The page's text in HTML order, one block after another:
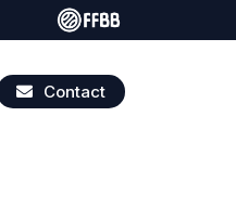
Contact